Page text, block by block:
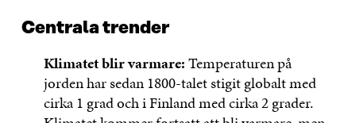
Centrala trender
Klimatet blir varmare:Temperaturen på
jorden har sedan 1800-talet stigit globalt med
cirka 1 grad och i Finland med cirka 2 grader.